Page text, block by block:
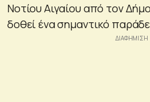
Νοτίου Αιγαίου από τον
δοθεί ένα σημαντικό